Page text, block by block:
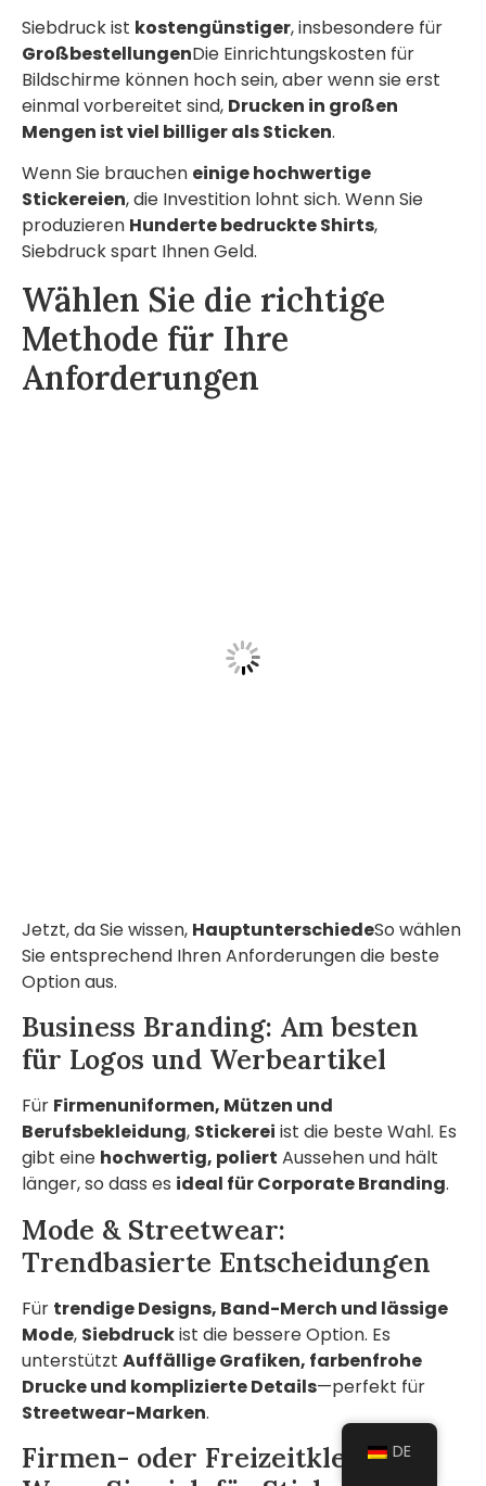
Siebdruck ist kostengünstiger, insbesondere für
GroßbestellungenDie Einrichtungskosten für
Bildschirme können hoch sein, aber wenn sie erst
einmal vorbereitet sind, Drucken in großen
Mengen ist viel billiger als Sticken.
Wenn Sie brauchen einige hochwertige
Stickereien, die Investition lohnt sich. Wenn Sie
produzieren Hunderte bedruckte Shirts,
Siebdruck spart Ihnen Geld.
Wählen Sie die richtige
Methode für Ihre
Anforderungen
Jetzt, da Sie wissen, HauptunterschiedeSo wählen
Sie entsprechend Ihren Anforderungen die beste
Option aus.
Business Branding: Am besten
für Logos und Werbeartikel
Für Firmenuniformen, Mützen und
Berufsbekleidung, Stickerei ist die beste Wahl. Es
gibt eine hochwertig, poliert Aussehen und hält
länger, so dass es ideal für Corporate Branding.
Mode & Streetwear:
Trendbasierte Entscheidungen
Für trendige Designs, Band-Merch und lässige
Mode, Siebdruckist die bessere Option. Es
unterstützt Auffällige Grafiken, farbenfrohe
Drucke und komplizierte Details—perfekt für
Streetwear-Marken.
Firmen- oder Freizeitkleidung:
DE